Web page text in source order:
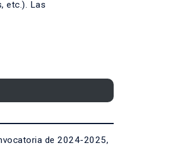
etc.). Las
de 2024-2025,